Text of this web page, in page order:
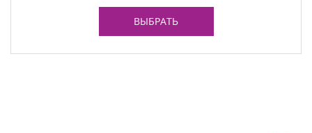
ВЫБРАТЬ